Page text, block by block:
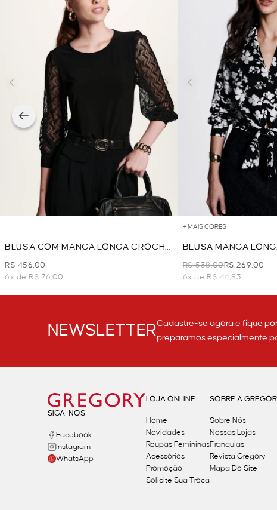
BLUSA COM MANGA LONGA CROCHÊ
- PRETO
R$ 456,00
6x de R$ 76,00
+ MAIS CORES
BLUSA MANGA
AMARRAÇÃO - PRETO
R$ 538,00R$ 269,00
6x de R$ 44,83
NEWSLETTERCadastre-se agora e fique
preparamos especialmente
SIGA-NOS
Facebook
Instagram
WhatsApp
LOJA ONLINE
Home
Novidades
Roupas Femininas
Acessórios
Promoção
Solicite Sua Troca
SOBRE A
Sobre Nós
Nossas Lojas
Franquias
Revista Gregory
Mapa Do Site